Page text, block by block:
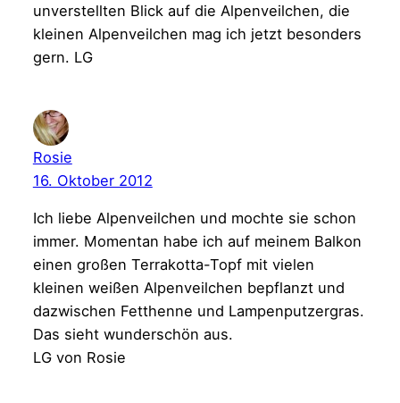
unverstellten Blick auf die Alpenveilchen, die
kleinen Alpenveilchen mag ich jetzt besonders
gern. LG
Rosie
16. Oktober 2012
Ich liebe Alpenveilchen und mochte sie schon
immer. Momentan habe ich auf meinem Balkon
einen großen Terrakotta-Topf mit vielen
kleinen weißen Alpenveilchen bepflanzt und
dazwischen Fetthenne und Lampenputzergras.
Das sieht wunderschön aus.
LG von Rosie